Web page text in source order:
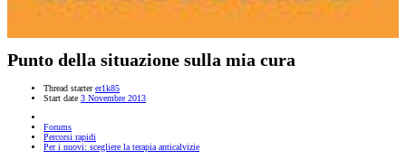
Punto della situazione sulla mia cura
Thread starter er1k85
Start date 3 Novembre 2013
Forums
Percorsi rapidi
Per i nuovi: scegliere la terapia anticalvizie